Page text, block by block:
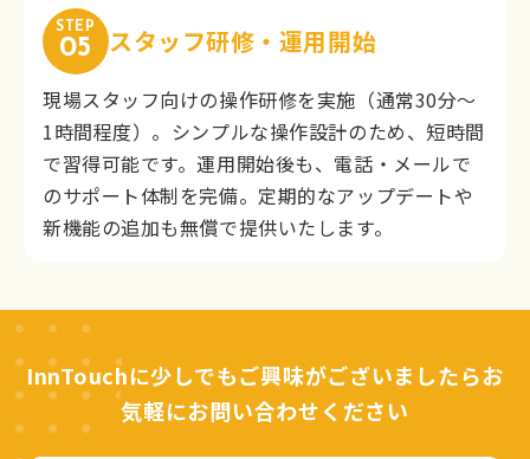
STEP
05 スタッフ研修・運用開始
現場スタッフ向けの操作研修を実施（通常30分〜
1時間程度）。シンプルな操作設計のため、短時間
で習得可能です。運用開始後も、電話・メールで
のサポート体制を完備。定期的なアップデートや
新機能の追加も無償で提供いたします。
InnTouchに少しでもご興味がございましたらお
気軽にお問い合わせください